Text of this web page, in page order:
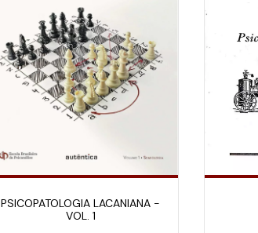
PSICOPATOLOGIA LACANIANA -
VOL. 1